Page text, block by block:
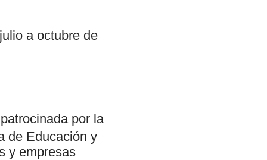
a octubre de
por la
de Educación y
y empresas